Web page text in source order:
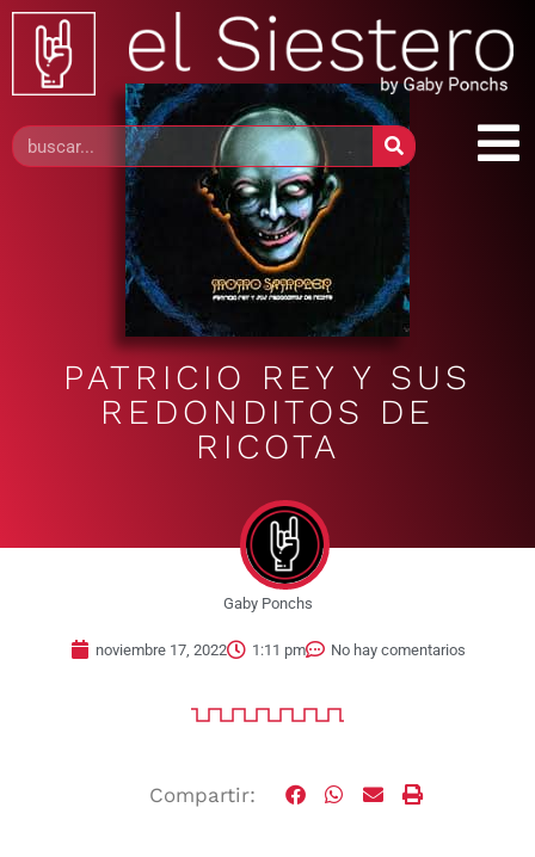
PATRICIO REY Y SUS
REDONDITOS DE
RICOTA
Gaby Ponchs
noviembre 17, 2022 1:11 pm No hay comentarios
Compartir: